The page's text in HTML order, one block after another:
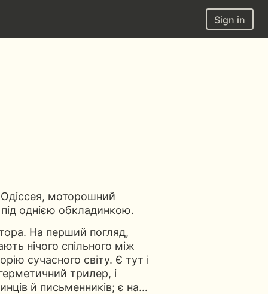
Sign in
Одіссея, моторошний
однією обкладинкою.
На перший погляд,
нічого спільного між
сучасного світу. Є тут і
трилер, і
й письменників; є на…